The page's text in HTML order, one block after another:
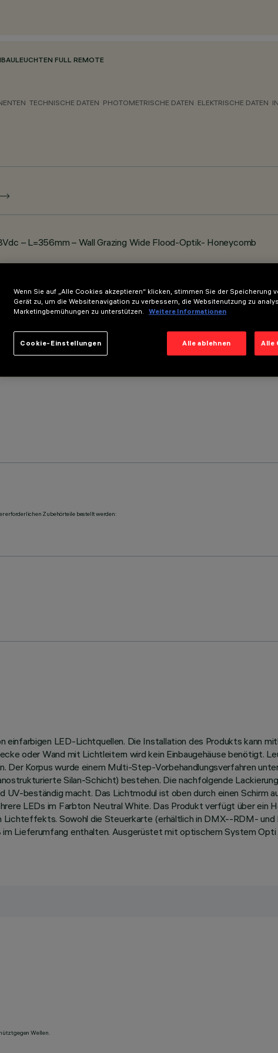
FULL REMOTE
TECHNISCHE DATEN PHOTOMETRISCHE DATEN ELEKTRISCHE DATEN
– L=356mm – Wall Grazing Wide Flood-Optik- Honeycomb
erforderlichen Zubehörteile bestellt werden:
LED-Lichtquellen. Die Installation des Produkts kann
oder Wand mit Lichtleitern wird kein Einbaugehäuse benötigt.
Der Korpus wurde einem Multi-Step-Vorbehandlungsverfahren
Silan-Schicht) bestehen. Die nachfolgende
beständig macht. Das Lichtmodul ist oben durch einen Schirm
LEDs im Farbton Neutral White. Das Produkt verfügt über ein
Sowohl die Steuerkarte (erhältlich in DMX--RDM-
Lieferumfang enthalten. Ausgerüstet mit optischem System
gegen Wellen.
Wenn Sie auf „Alle Cookies akzeptieren“ klicken, stimmen Sie der Speicherung
Gerät zu, um die Websitenavigation zu verbessern, die Websitenutzung zu
Marketingbemühungen zu unterstützen.
Weitere Informationen
Alle ablehnen Alle
Cookie-Einstellungen